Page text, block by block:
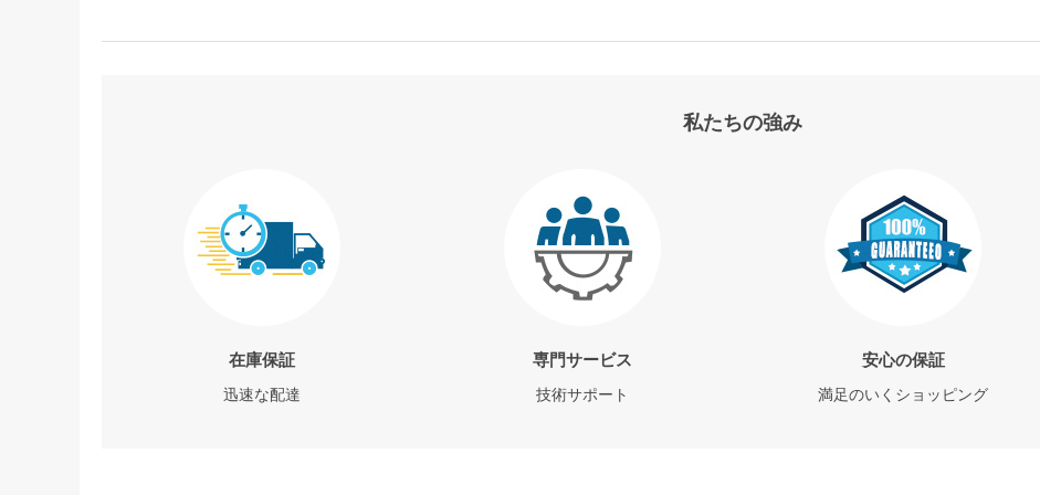
私たちの強み
在庫保証
迅速な配達
専門サービス
技術サポート
安心の保証
満足のいくショッピング